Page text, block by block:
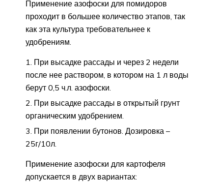
Применение азофоски для помидоров
проходит в большее количество этапов, так
как эта культура требовательнее к
удобрениям.
При высадке рассады и через 2 недели
после нее раствором, в котором на 1 л воды
берут 0,5 ч.л. азофоски.
При высадке рассады в открытый грунт
органическим удобрением.
При появлении бутонов. Дозировка –
25г/10л.
Применение азофоски для картофеля
допускается в двух вариантах: